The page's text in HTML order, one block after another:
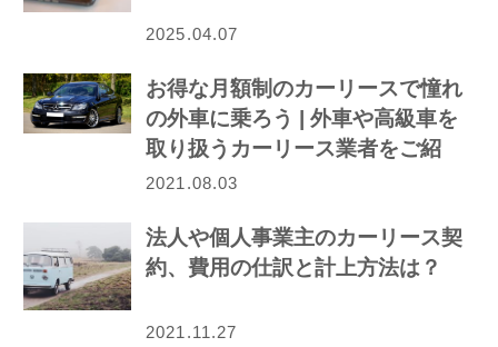
2025.04.07
お得な月額制のカーリースで憧れ
の外車に乗ろう | 外車や高級車を
取り扱うカーリース業者をご紹
介！
2021.08.03
法人や個人事業主のカーリース契
約、費用の仕訳と計上方法は？
2021.11.27